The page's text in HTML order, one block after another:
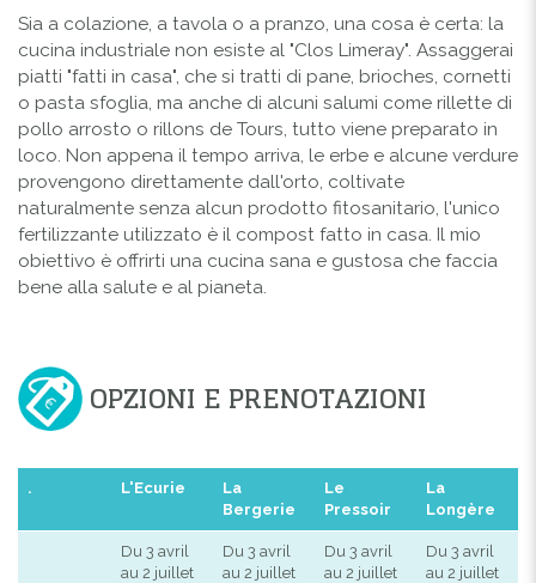
Sia a colazione, a tavola o a pranzo, una cosa è certa: la
cucina industriale non esiste al "Clos Limeray". Assaggerai
piatti "fatti in casa", che si tratti di pane, brioches, cornetti
o pasta sfoglia, ma anche di alcuni salumi come rillette di
pollo arrosto o rillons de Tours, tutto viene preparato in
loco. Non appena il tempo arriva, le erbe e alcune verdure
provengono direttamente dall'orto, coltivate
naturalmente senza alcun prodotto fitosanitario, l'unico
fertilizzante utilizzato è il compost fatto in casa. Il mio
obiettivo è offrirti una cucina sana e gustosa che faccia
bene alla salute e al pianeta.
OPZIONI E PRENOTAZIONI
. L'Ecurie
La
Bergerie
Le
Pressoir
La
Longère
Du 3 avril
au 2 juillet
Du 3 avril
au 2 juillet
Du 3 avril
au 2 juillet
Du 3 avril
au 2 juillet